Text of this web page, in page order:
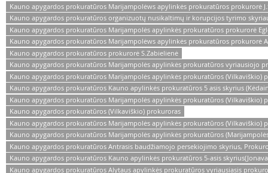
Kauno apygardos prokuratūros Marijampolėws apylinkės prokuratūros prokurorė
Kauno apygardos prokuratūros organizuotų nusikaltimų ir korupcijos tyrimo
Kauno apygardos prokuratūros Marijampolės apylinkės prokuratūros prokurorė
Kauno apygardos prokuratūros Marijampolėws apylinkės prokuratūros prokurorė
Kauno apygardos prokuratūros prokurorė S.Zabielienė
Kauno apygardos prokuratūros Marijampolės apylinkės prokuratūros vyriausiojo
Kauno apygardos prokuratūros Marijampolės apylinkės prokuratūros (Vilkaviškio)
Kauno apygardos prokuratūros Kauno apylinkės prokuratūros 5 asis skyrius
Kauno apygardos prokuratūros Marijampolės apylinkės prokuratūros (Vilkaviškio)
Kauno apygardos prokuratūros (Vilkaviškio) prokuroras
Kauno apygardos prokuratūros Marijampolės apylinkės prokuratūros (Vilkaviškio)
Kauno apygardos prokuratūros Marijampolės apylinkės prokuratūros
Kauno apygardos prokuratūros Antrasis baudžiamojo persekiojimo skyrius,
Kauno apygardos prokuratūros Kauno apylinkės prokuratūros 5-asis
Kauno apygardos prokuratūros Alytaus apylinkės prokuratūros vyriausiasis